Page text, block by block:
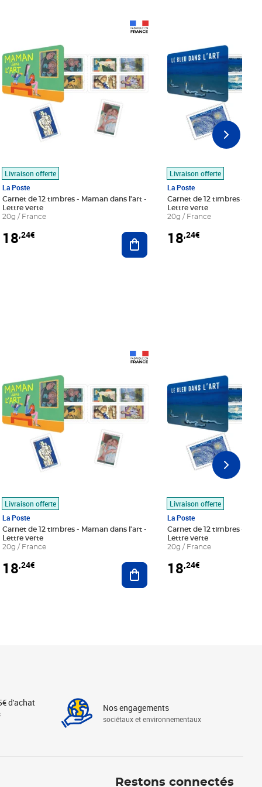
au panier
Livraison offerte
La Poste
Carnet de 12 timbres - Maman dans l'art -
Lettre verte
20g / France
18,24€ Ajouter au panier
Livraison offerte
La Poste
Carnet de 12 timbres - Le
Lettre verte
20g / France
18,24€
au panier
Livraison offerte
La Poste
Carnet de 12 timbres - Maman dans l'art -
Lettre verte
20g / France
18,24€ Ajouter au panier
Livraison offerte
La Poste
Carnet de 12 timbres - Le
Lettre verte
20g / France
18,24€
d'achat Nos engagements
sociétaux et environnementaux
Restons connectés